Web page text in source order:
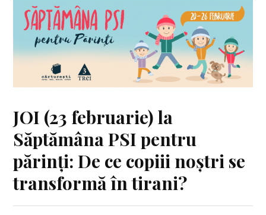
JOI (23 februarie) la
Săptămâna PSI pentru
părinți: De ce copiii noștri se
transformă în tirani?